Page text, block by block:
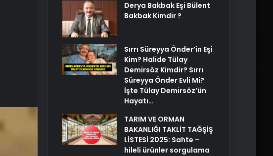
Derya Bakbak Eşi Bülent
Bakbak Kimdir ?
Sırrı Süreyya Önder’in Eşi
Kim? Halide Tülay
Demirsöz Kimdir? Sırrı
Süreyya Önder Evli Mi?
İşte Tülay Demirsöz’ün
Hayatı…
TARIM VE ORMAN
BAKANLIĞI TAKLİT TAĞŞİŞ
LİSTESİ 2025: Sahte –
hileli ürünler sorgulama